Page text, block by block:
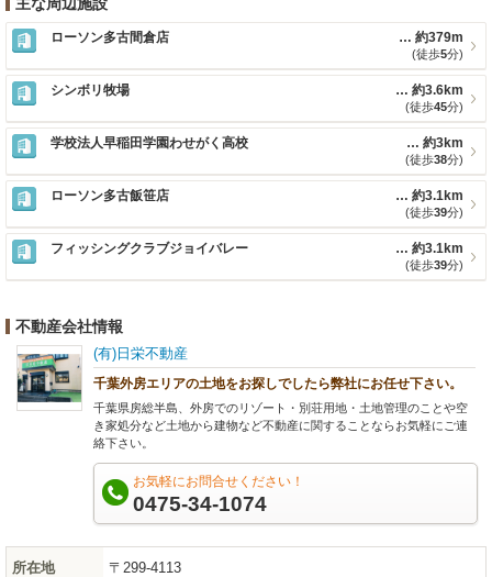
ローソン多古間倉店 約379m
(徒歩5分)
シンボリ牧場 約3.6km
(徒歩45分)
学校法人早稲田学園わせがく高校 約3km
(徒歩38分)
ローソン多古飯笹店 約3.1km
(徒歩39分)
フィッシングクラブジョイバレー 約3.1km
(徒歩39分)
不動産会社情報
(有)日栄不動産
千葉外房エリアの土地をお探しでしたら弊社にお任せ下さい。
千葉県房総半島、外房でのリゾート・別荘用地・土地管理のことや空
き家処分など土地から建物など不動産に関することならお気軽にご連
絡下さい。
お気軽にお問合せください！
0475-34-1074
所在地
〒299-4113